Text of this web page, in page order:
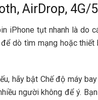
AirDrop, 4G/
iPhone tụt nhanh là do
dò tìm mạng hoặc
hãy bật Chế độ máy
người không để ý.